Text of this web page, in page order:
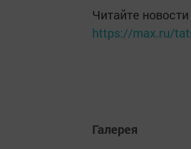
Читайте
https://max.ru/
Галерея